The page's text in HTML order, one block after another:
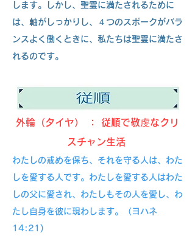
します。しかし、聖霊に満たされるために
は、軸がしっかりし、４つのスポークがバラ
ンスよく働くときに、私たちは聖霊に満たさ
れるのです。
外輪（タイヤ） ： 従順で敬虔なクリ
スチャン生活
わたしの戒めを保ち、それを守る人は、わた
しを愛する人です。わたしを愛する人はわた
しの父に愛され、わたしもその人を愛し、わ
たし自身を彼に現わします。（ヨハネ
14:21)